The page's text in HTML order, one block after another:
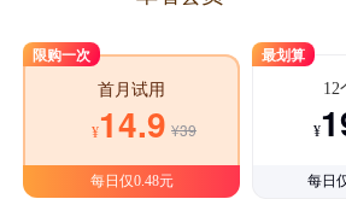
限购一次
首月试用
¥14.9 ¥39
每日仅0.48元
最划算
12
¥
每日